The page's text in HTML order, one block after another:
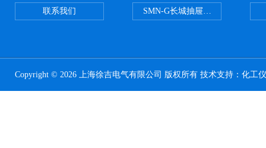
联系我们 SMN-G长城抽屉开关柜触头夹紧
Copyright © 2026 上海徐吉电气有限公司 版权所有 技术支持： 化工